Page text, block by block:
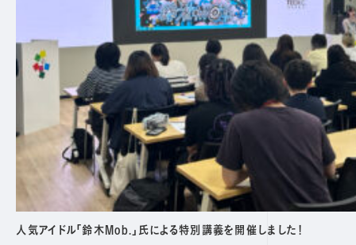
人気アイドル「鈴木Mob.」氏による特別講義を開催しました！